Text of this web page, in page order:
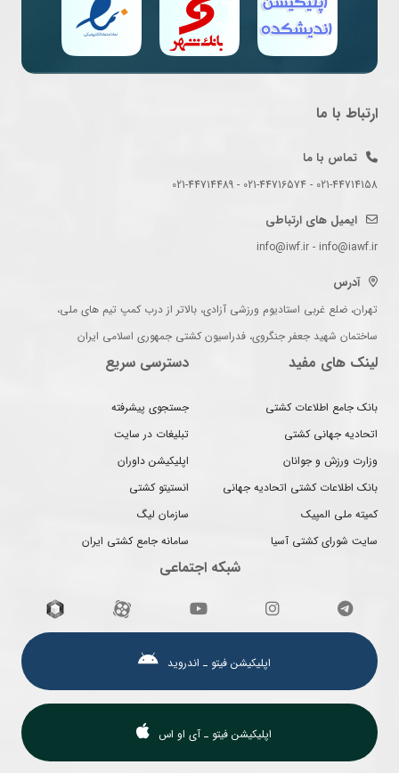
ارتباط با ما
تماس با ما
021-44714158 - 021-44716574 - 021-44714489
ایمیل های ارتباطی
info@iwf.ir - info@iawf.ir
آدرس
تهران، ضلع غربی استادیوم ورزشی آزادی، بالاتر از درب کمپ تیم های ملی،
ساختمان شهید جعفر جنگروی، فدراسیون کشتی جمهوری اسلامی ایران
لینک های مفید
بانک جامع اطلاعات کشتی
اتحادیه جهانی کشتی
وزارت ورزش و جوانان
بانک اطلاعات کشتی اتحادیه جهانی
کمیته ملی المپیک
سایت شورای کشتی آسیا
دسترسی سریع
جستجوی پیشرفته
تبلیغات در سایت
اپلیکیشن داوران
انستیتو کشتی
سازمان لیگ
سامانه جامع کشتی ایران
شبکه اجتماعی
اپلیکیشن فیتو ـ اندروید
اپلیکیشن فیتو ـ آی او اس